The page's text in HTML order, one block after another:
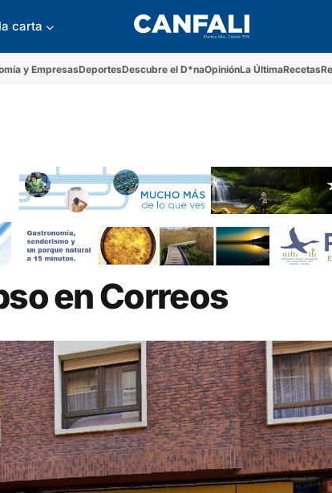
carta
y EmpresasDeportesDescubre el D*naOpiniónLa ÚltimaRecetas
en Correos